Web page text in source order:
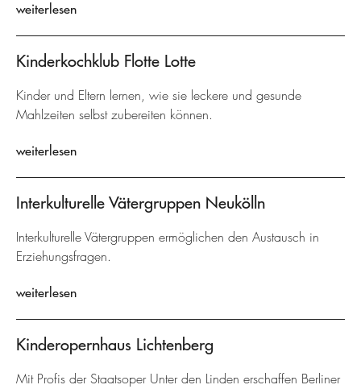
weiterlesen
Kinderkochklub Flotte Lotte
Kinder und Eltern lernen, wie sie leckere und gesunde
Mahlzeiten selbst zubereiten können.
weiterlesen
Interkulturelle Vätergruppen Neukölln
Interkulturelle Vätergruppen ermöglichen den Austausch in
Erziehungsfragen.
weiterlesen
Kinderopernhaus Lichtenberg
Mit Profis der Staatsoper Unter den Linden erschaffen Berliner